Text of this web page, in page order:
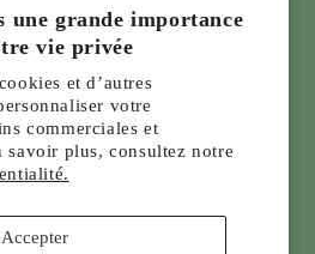
une grande importance
vie privée
et d’autres
votre
commerciales et
savoir plus, consultez notre
Accepter événement